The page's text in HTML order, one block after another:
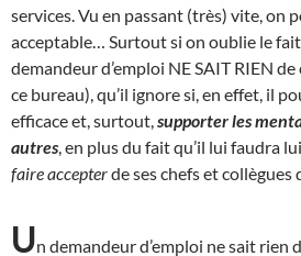
services. Vu en passant (très) vite, on
acceptable… Surtout si on oublie le
demandeur d’emploi NE SAIT RIEN
ce bureau), qu’il ignore si, en effet, il
efficace et, surtout, supporter les
autres , en plus du fait qu’il lui faudra
faire accepterde ses chefs et collègues
Un demandeur d’emploi ne sait rien